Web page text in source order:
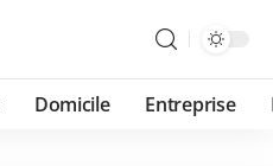
Domicile Entreprise